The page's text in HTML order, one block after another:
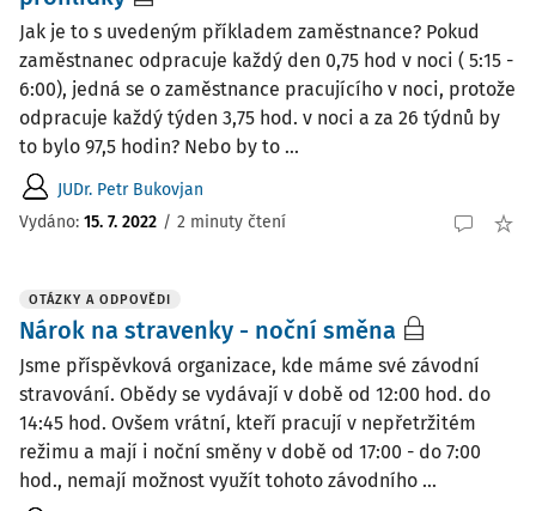
Jak je to s uvedeným příkladem zaměstnance? Pokud
zaměstnanec odpracuje každý den 0,75 hod v noci ( 5:15 -
6:00), jedná se o zaměstnance pracujícího v noci, protože
odpracuje každý týden 3,75 hod. v noci a za 26 týdnů by
to bylo 97,5 hodin? Nebo by to ...
JUDr. Petr Bukovjan
Vydáno: 15. 7. 2022 / 2 minuty čtení
OTÁZKY A ODPOVĚDI
Nárok na stravenky - noční směna
Jsme příspěvková organizace, kde máme své závodní
stravování. Obědy se vydávají v době od 12:00 hod. do
14:45 hod. Ovšem vrátní, kteří pracují v nepřetržitém
režimu a mají i noční směny v době od 17:00 - do 7:00
hod., nemají možnost využít tohoto závodního ...